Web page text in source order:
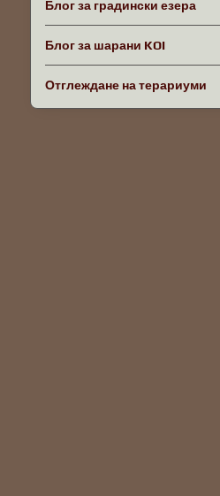
Блог за градински езера
Блог за шарани KOI
Отглеждане на терариуми